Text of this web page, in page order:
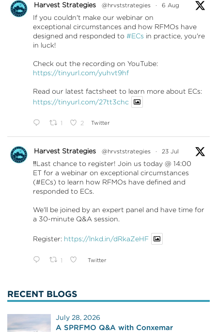
Harvest Strategies @hrvststrategies · 6 Aug
If you couldn't make our webinar on
exceptional circumstances and how RFMOs have
designed and responded to #ECs in practice, you're
in luck!
Check out the recording on YouTube:
https://tinyurl.com/yuhvt9hf
Read our latest factsheet to learn more about ECs:
https://tinyurl.com/27tt3chc
1 2 Twitter
Harvest Strategies @hrvststrategies · 23 Jul
‼️Last chance to register! Join us today @ 14:00
ET for a webinar on exceptional circumstances
(#ECs) to learn how RFMOs have defined and
responded to ECs.
We'll be joined by an expert panel and have time for
a 30-minute Q&A session.
Register: https://lnkd.in/dRkaZeHF
1 Twitter
RECENT BLOGS
July 28, 2026
A SPRFMO Q&A with Conxemar